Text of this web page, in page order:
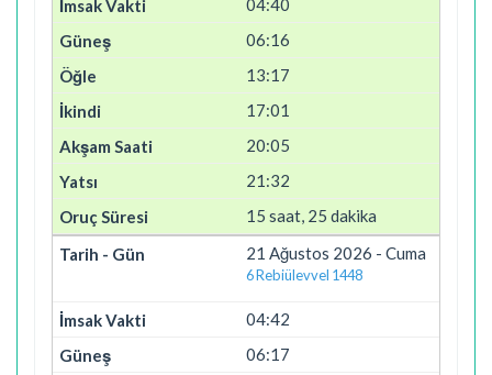
06:16
13:17
17:01
20:05
21:32
15 saat, 25 dakika
21 Ağustos 2026 - Cuma
6 Rebiülevvel 1448
04:42
06:17